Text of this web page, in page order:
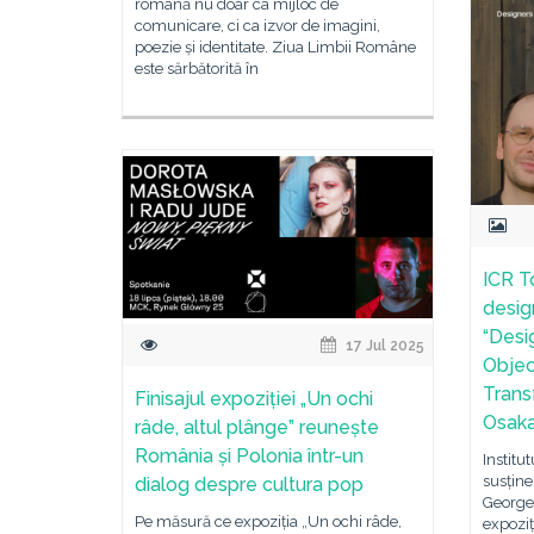
română nu doar ca mijloc de
comunicare, ci ca izvor de imagini,
poezie și identitate. Ziua Limbii Române
este sărbătorită în
ICR
17 Jul 2025
Finisajul expoziției „Un ochi
râde, altul plânge” reunește
România și Polonia într-un
dialog despre cultura pop
Pe măsură ce expoziția „Un ochi râde,